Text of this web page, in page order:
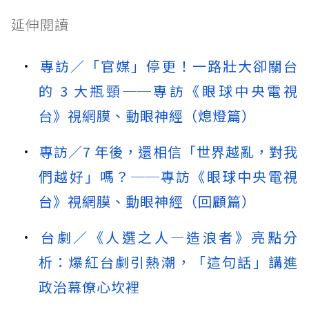
延伸閱讀
專訪／「官媒」停更！一路壯大卻關台
的 3 大瓶頸──專訪《眼球中央電視
台》視網膜、動眼神經（熄燈篇）
專訪／7 年後，還相信「世界越亂，對我
們越好」嗎？──專訪《眼球中央電視
台》視網膜、動眼神經（回顧篇）
台劇／《人選之人—造浪者》亮點分
析：爆紅台劇引熱潮，「這句話」講進
政治幕僚心坎裡